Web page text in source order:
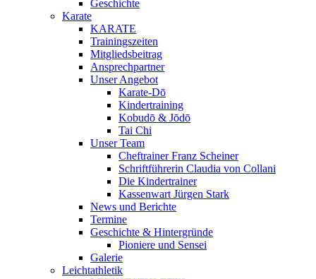
Geschichte
Karate
KARATE
Trainingszeiten
Mitgliedsbeitrag
Ansprechpartner
Unser Angebot
Karate-Dō
Kindertraining
Kobudō & Jōdō
Tai Chi
Unser Team
Cheftrainer Franz Scheiner
Schriftführerin Claudia von Collani
Die Kindertrainer
Kassenwart Jürgen Stark
News und Berichte
Termine
Geschichte & Hintergründe
Pioniere und Sensei
Galerie
Leichtathletik